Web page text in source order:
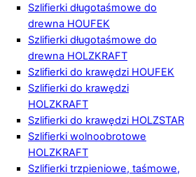
Szlifierki długotaśmowe do
drewna HOUFEK
Szlifierki długotaśmowe do
drewna HOLZKRAFT
Szlifierki do krawędzi HOUFEK
Szlifierki do krawędzi
HOLZKRAFT
Szlifierki do krawędzi HOLZSTAR
Szlifierki wolnoobrotowe
HOLZKRAFT
Szlifierki trzpieniowe, taśmowe,